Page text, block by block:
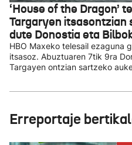
‘House of the Dragon’
Targaryen itsasontzian
dute Donostia eta
HBO Maxeko telesail ezaguna
itsasoz. Abuztuaren 7tik 9ra
Targayen ontzian sartzeko
Erreportaje